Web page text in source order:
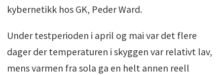
kybernetikk hos GK, Peder Ward.
Under testperioden i april og mai var det flere
dager der temperaturen i skyggen var relativt lav,
mens varmen fra sola ga en helt annen reell